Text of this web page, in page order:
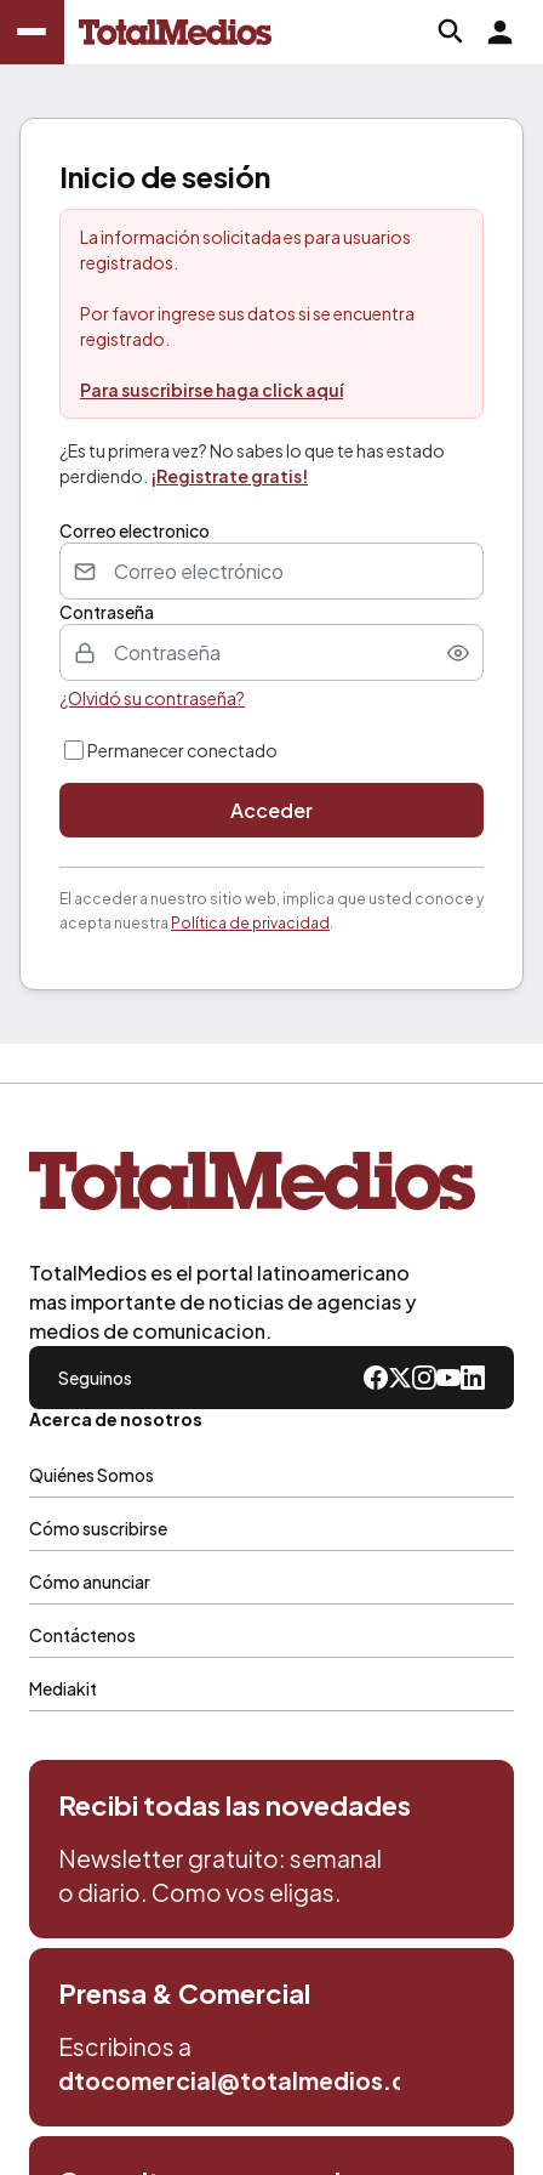
Inicio de sesión
La información solicitada es para usuarios
registrados.
Por favor ingrese sus datos si se encuentra
registrado.
Para suscribirse haga click aquí
¿Es tu primera vez? No sabes lo que te has estado
perdiendo. ¡Registrate gratis!
Correo electronico
Contraseña
¿Olvidó su contraseña?
Permanecer conectado
Acceder
El acceder a nuestro sitio web, implica que usted conoce y
acepta nuestra Política de privacidad .
TotalMedios es el portal latinoamericano
mas importante de noticias de agencias y
medios de comunicacion.
Seguinos
Acerca de nosotros
Quiénes Somos
Cómo suscribirse
Cómo anunciar
Contáctenos
Mediakit
Recibi todas las novedades
Newsletter gratuito: semanal
o diario. Como vos eligas.
Prensa & Comercial
Escribinos a
dtocomercial@totalmedios.com